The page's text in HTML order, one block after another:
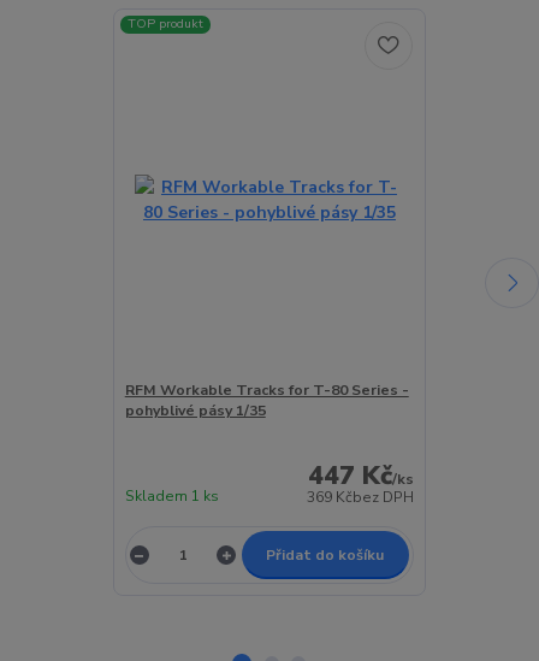
TOP produkt
RFM Workable Tracks for T-80 Series -
pohyblivé pásy 1/35
447 Kč/ks
369 Kčbez DPH
Skladem 1 ks
Přidat do košíku